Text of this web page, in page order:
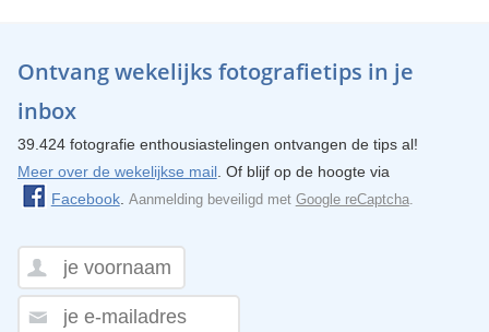
Ontvang wekelijks fotografietips in je
inbox
39.424 fotografie enthousiastelingen ontvangen de tips al!
Meer over de wekelijkse mail. Of blijf op de hoogte via
Facebook. Aanmelding beveiligd met Google reCaptcha.